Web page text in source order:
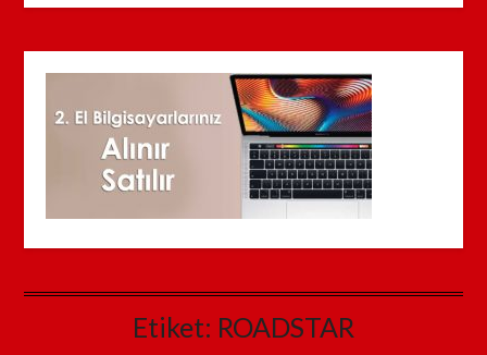
Etiket: ROADSTAR